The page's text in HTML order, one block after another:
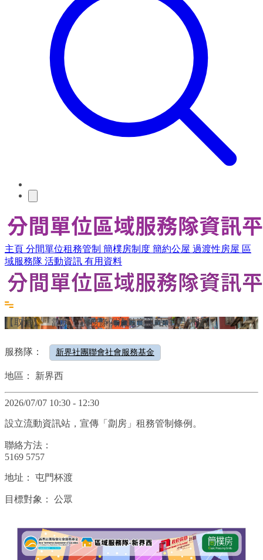
主頁 分間單位租務管制 簡樸房制度 簡約公屋 過渡性房屋 區
域服務隊 活動資訊 有用資料
【取消】「劏房」租務條例流動資訊站(屯門杯渡)
服務隊： 新界社團聯會社會服務基金
地區： 新界西
2026/07/07 10:30 - 12:30
設立流動資訊站，宣傳「劏房」租務管制條例。
聯絡方法：
5169 5757
地址： 屯門杯渡
目標對象： 公眾